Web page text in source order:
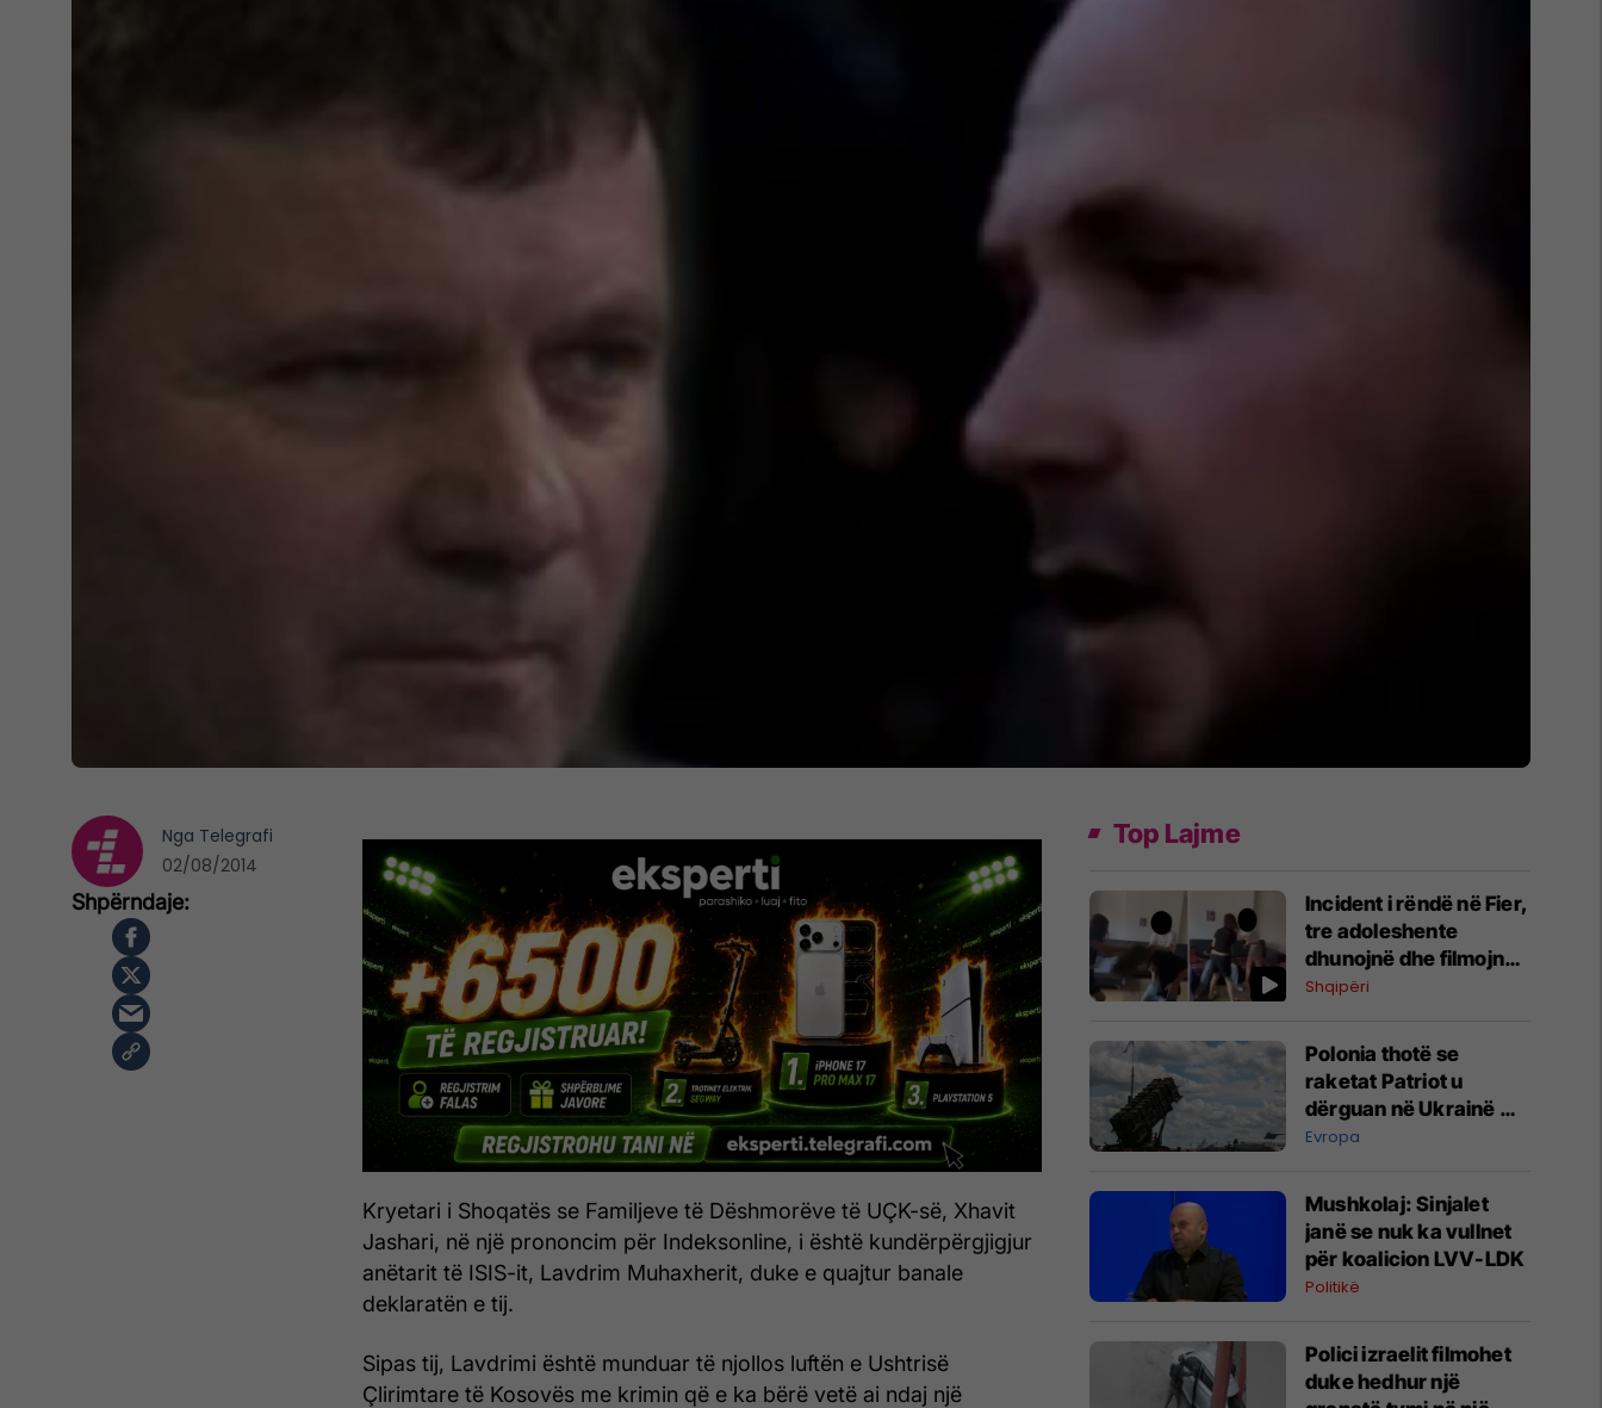
Kryetari i Shoqatës se Familjeve të Dëshmorëve të UÇK-së, Xhavit
Jashari, në një prononcim për Indeksonline, i është kundërpërgjigjur
anëtarit të ISIS-it, Lavdrim Muhaxherit, duke e quajtur banale
deklaratën e tij.
Sipas tij, Lavdrimi është munduar të njollos luftën e Ushtrisë
Çlirimtare të Kosovës me krimin që e ka bërë vetë ai ndaj një
Nga Telegrafi
02/08/2014
Top Lajme
Incident i rëndë në Fier,
tre adoleshente
dhunojnë dhe filmojnë
një bashkëmoshatare,
Shqipëri
Polonia thotë se
raketat Patriot u
dërguan në Ukrainë me
kërkesë të NATO-s dhe
Evropa
Mushkolaj: Sinjalet
janë se nuk ka vullnet
për koalicion LVV-LDK
Politikë
Polici izraelit filmohet
duke hedhur një